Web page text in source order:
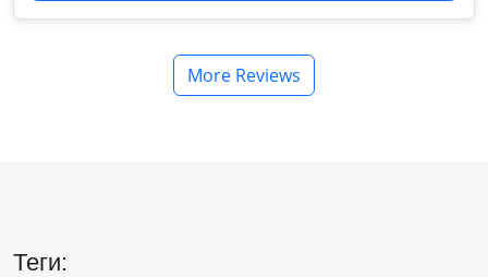
More Reviews
Теги: